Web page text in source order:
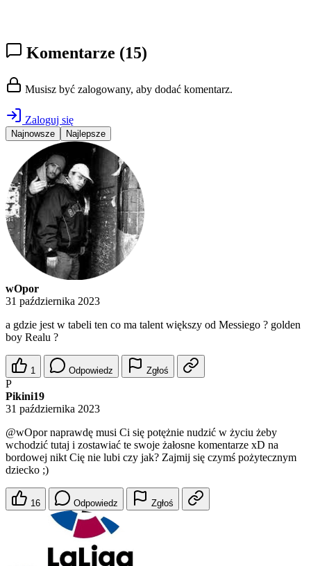
Komentarze (15)
Musisz być zalogowany, aby dodać komentarz.
Zaloguj się
Najnowsze Najlepsze
wOpor
31 października 2023
a gdzie jest w tabeli ten co ma talent większy od Messiego ? golden
boy Realu ?
1 Odpowiedz Zgłoś
P
Pikini19
31 października 2023
@wOpornaprawdę musi Ci się potężnie nudzić w życiu żeby
wchodzić tutaj i zostawiać te swoje żałosne komentarze xD na
bordowej nikt Cię nie lubi czy jak? Zajmij się czymś pożytecznym
dziecko ;)
16 Odpowiedz Zgłoś